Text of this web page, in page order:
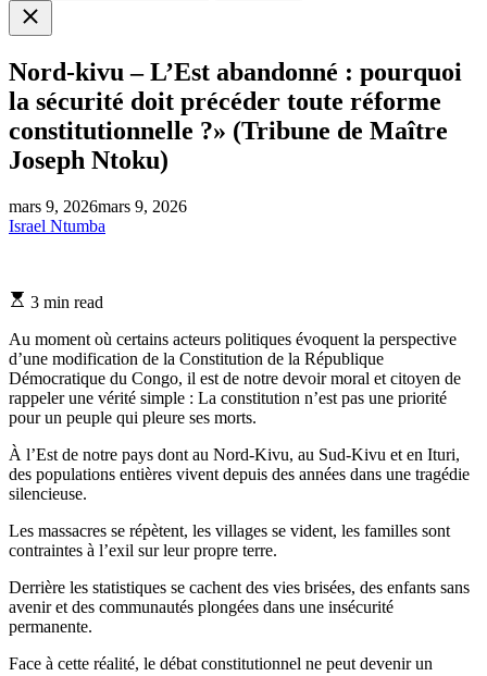
Close
search
Nord-kivu – L’Est abandonné : pourquoi
la sécurité doit précéder toute réforme
constitutionnelle ?» (Tribune de Maître
Joseph Ntoku)
mars 9, 2026mars 9, 2026
Israel Ntumba
Estimated
time
3 min read
Au moment où certains acteurs politiques évoquent la perspective
d’une modification de la Constitution de la République
Démocratique du Congo, il est de notre devoir moral et citoyen de
rappeler une vérité simple : La constitution n’est pas une priorité
pour un peuple qui pleure ses morts.
À l’Est de notre pays dont au Nord-Kivu, au Sud-Kivu et en Ituri,
des populations entières vivent depuis des années dans une tragédie
silencieuse.
Les massacres se répètent, les villages se vident, les familles sont
contraintes à l’exil sur leur propre terre.
Derrière les statistiques se cachent des vies brisées, des enfants sans
avenir et des communautés plongées dans une insécurité
permanente.
Face à cette réalité, le débat constitutionnel ne peut devenir un